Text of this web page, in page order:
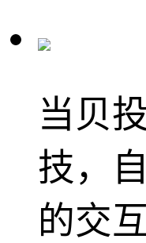
当贝
技，
的交